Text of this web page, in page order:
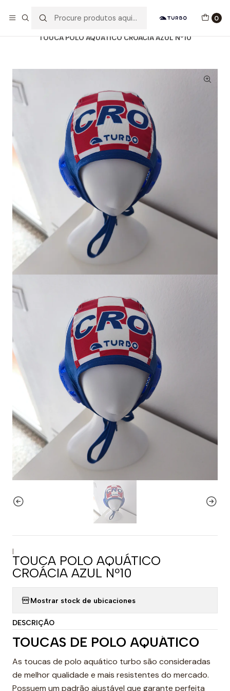
0
TOUCA POLO AQUÁTICO CROÁCIA AZUL Nº10
|
TOUCA POLO AQUÁTICO
CROÁCIA AZUL Nº10
Mostrar stock de ubicaciones
DESCRIÇÃO
TOUCAS DE POLO AQUÁTICO
As toucas de polo aquático turbo são consideradas
de melhor qualidade e mais resistentes do mercado.
Possuem um padrão ajustável que garante perfeita